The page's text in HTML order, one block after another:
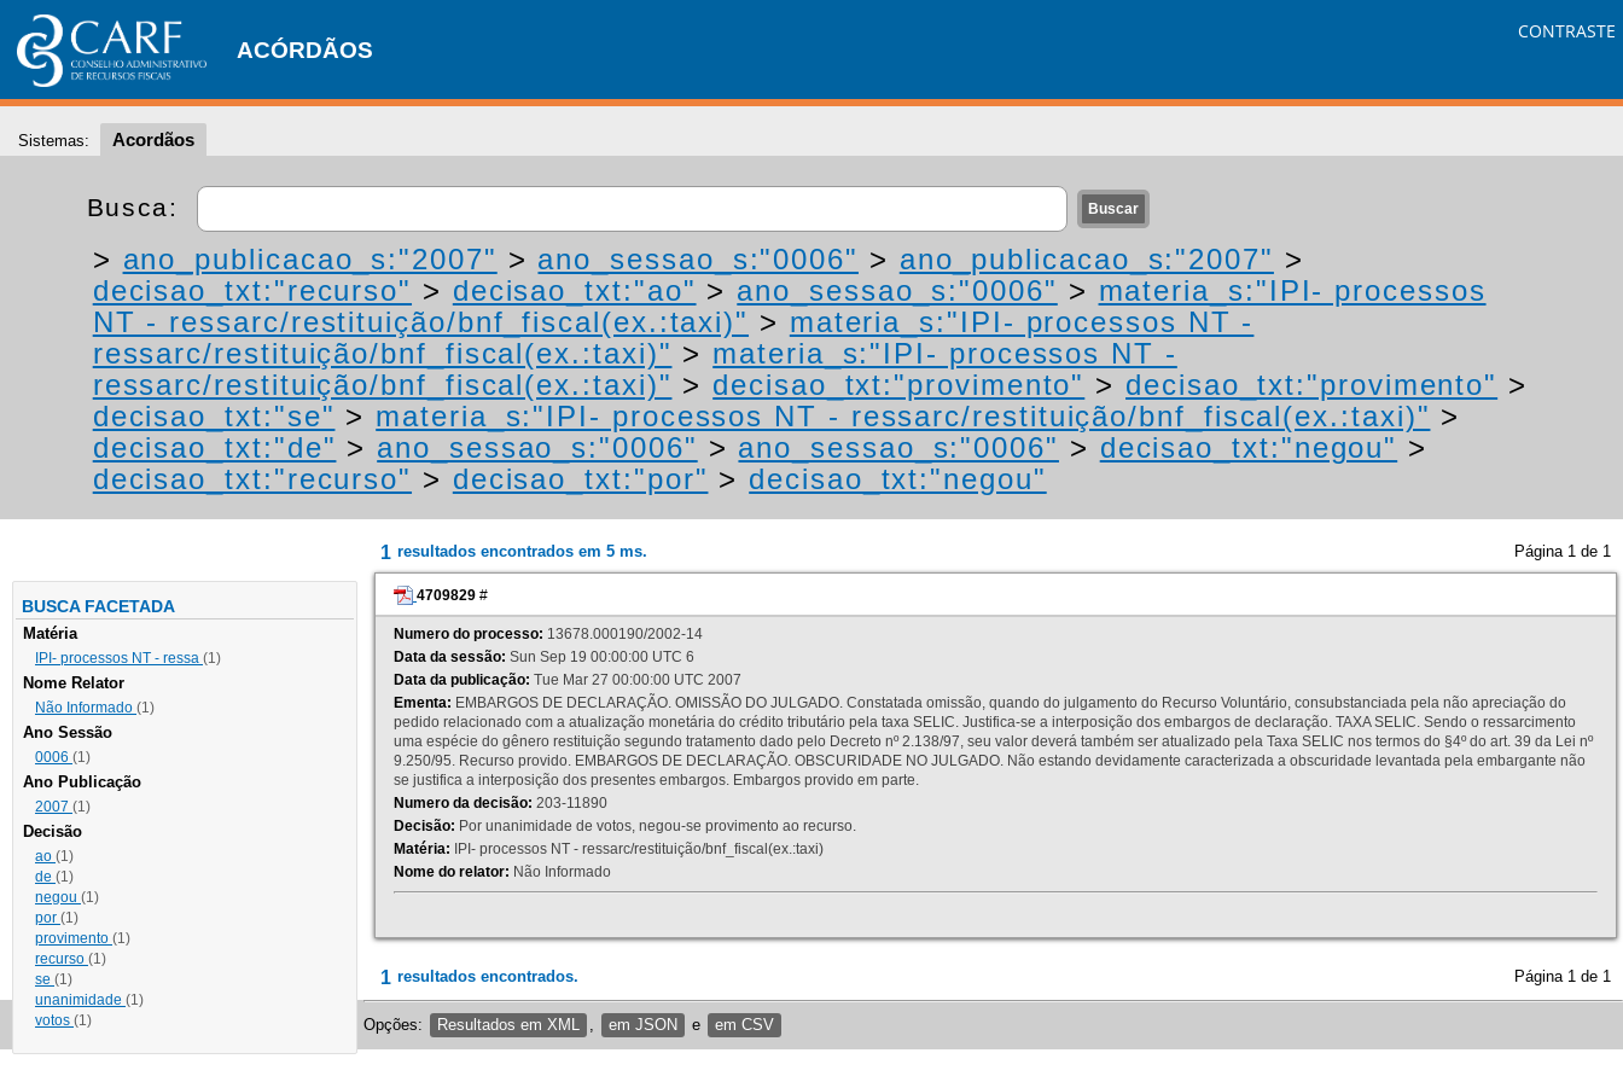
ACÓRDÃOS
CONTRASTE
Sistemas: Acordãos
Busca:
> ano_publicacao_s:"2007" > ano_sessao_s:"0006" > ano_publicacao_s:"2007" >
decisao_txt:"recurso" > decisao_txt:"ao" > ano_sessao_s:"0006" > materia_s:"IPI- processos
NT - ressarc/restituição/bnf_fiscal(ex.:taxi)" > materia_s:"IPI- processos NT -
ressarc/restituição/bnf_fiscal(ex.:taxi)" > materia_s:"IPI- processos NT -
ressarc/restituição/bnf_fiscal(ex.:taxi)" > decisao_txt:"provimento" > decisao_txt:"provimento" >
decisao_txt:"se" > materia_s:"IPI- processos NT - ressarc/restituição/bnf_fiscal(ex.:taxi)" >
decisao_txt:"de" > ano_sessao_s:"0006" > ano_sessao_s:"0006" > decisao_txt:"negou" >
decisao_txt:"recurso" > decisao_txt:"por" > decisao_txt:"negou"
BUSCA FACETADA
Matéria
IPI- processos NT - ressa (1)
Nome Relator
Não Informado (1)
Ano Sessão
0006 (1)
Ano Publicação
2007 (1)
Decisão
ao (1)
de (1)
negou (1)
por (1)
provimento (1)
recurso (1)
se (1)
unanimidade (1)
votos (1)
1 resultados encontrados em 5 ms. Página 1 de 1
4709829 #
Numero do processo: 13678.000190/2002-14
Data da sessão: Sun Sep 19 00:00:00 UTC 6
Data da publicação: Tue Mar 27 00:00:00 UTC 2007
Ementa: EMBARGOS DE DECLARAÇÃO. OMISSÃO DO JULGADO. Constatada omissão, quando do julgamento do Recurso Voluntário, consubstanciada pela não apreciação do
pedido relacionado com a atualização monetária do crédito tributário pela taxa SELIC. Justifica-se a interposição dos embargos de declaração. TAXA SELIC. Sendo o ressarcimento
uma espécie do gênero restituição segundo tratamento dado pelo Decreto nº 2.138/97, seu valor deverá também ser atualizado pela Taxa SELIC nos termos do §4º do art. 39 da Lei nº
9.250/95. Recurso provido. EMBARGOS DE DECLARAÇÃO. OBSCURIDADE NO JULGADO. Não estando devidamente caracterizada a obscuridade levantada pela embargante não
se justifica a interposição dos presentes embargos. Embargos provido em parte.
Numero da decisão: 203-11890
Decisão: Por unanimidade de votos, negou-se provimento ao recurso.
Matéria: IPI- processos NT - ressarc/restituição/bnf_fiscal(ex.:taxi)
Nome do relator: Não Informado
1 resultados encontrados. Página 1 de 1
Opções: Resultados em XML em JSON e em CSV